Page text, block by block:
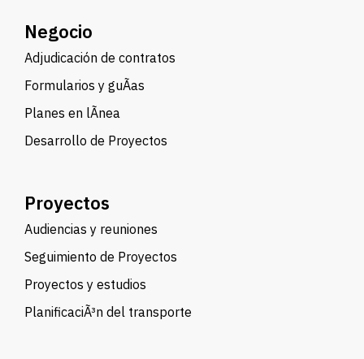
Negocio
Adjudicación de contratos
Formularios y guÃ­as
Planes en lÃ­nea
Desarrollo de Proyectos
Proyectos
Audiencias y reuniones
Seguimiento de Proyectos
Proyectos y estudios
PlanificaciÃ³n del transporte